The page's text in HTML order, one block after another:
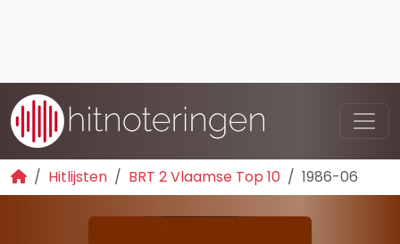
Hitlijsten BRT 2 Vlaamse Top 10 1986-06